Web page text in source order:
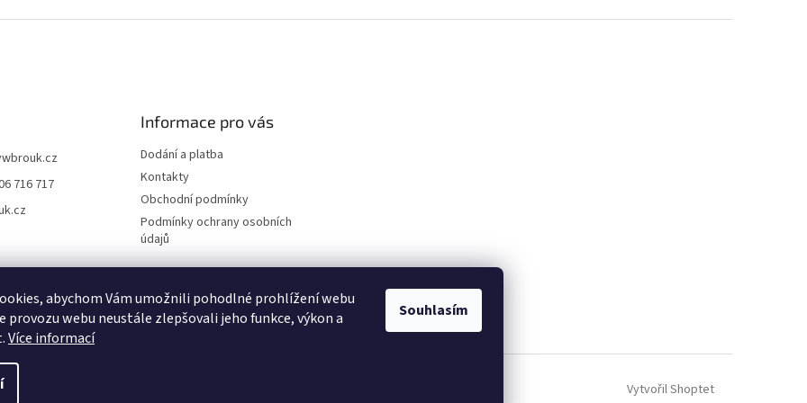
abychom Vám umožnili pohodlné prohlížení webu
provozu webu neustále zlepšovali jeho funkce, výkon a
Více informací
Souhlasím
716 717
Informace pro vás
Dodání a platba
Kontakty
Obchodní podmínky
Podmínky ochrany osobních
údajů
Vytvořil Shoptet